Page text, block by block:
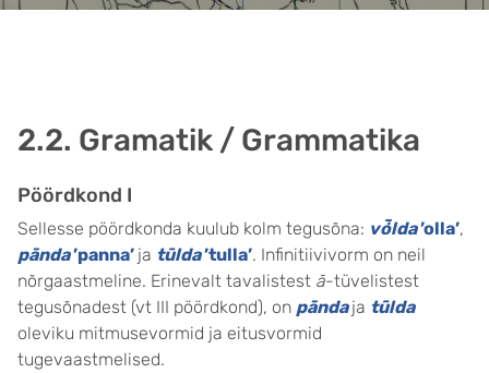
2.2. Gramatik / Grammatika
Pöördkond I
Sellesse pöördkonda kuulub kolm tegusõna: vȱlda’olla’,
pānda’panna’ ja tūlda’tulla’. Infinitiivivorm on neil
nõrgaastmeline. Erinevalt tavalistest ā-tüvelistest
tegusõnadest (vt III pöördkond), on pāndaja tūlda
oleviku mitmusevormid ja eitusvormid
tugevaastmelised.